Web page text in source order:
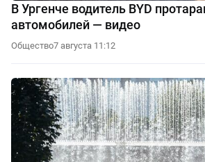
В Ургенче водитель BYD
автомобилей — видео
Общество7 августа 11:12